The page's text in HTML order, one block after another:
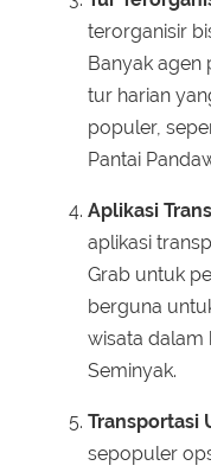
terorganisir
Banyak agen
tur harian
populer,
Pantai
Aplikasi
aplikasi
Grab untuk
berguna
wisata dalam
Seminyak.
Transportasi
sepopuler